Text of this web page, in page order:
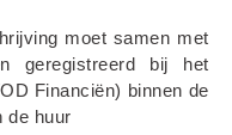
moet samen met
geregistreerd bij het
Financiën) binnen de
de huur